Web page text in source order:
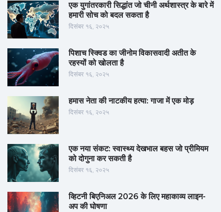
एक युगांतरकारी सिद्धांत जो चीनी अर्थशास्त्र के बारे में
हमारी सोच को बदल सकता है
दिसंबर १६, २०२५
पिशाच स्क्विड का जीनोम विकासवादी अतीत के
रहस्यों को खोलता है
दिसंबर १६, २०२५
हमास नेता की नाटकीय हत्या: गाजा में एक मोड़
दिसंबर १६, २०२५
एक नया संकट: स्वास्थ्य देखभाल बहस जो प्रीमियम
को दोगुना कर सकती है
दिसंबर १६, २०२५
व्हिटनी बिएनिअल 2026 के लिए महाकाव्य लाइन-
अप की घोषणा